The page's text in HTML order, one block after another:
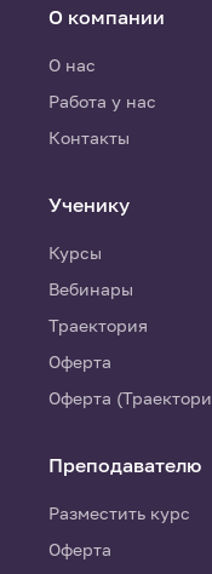
О компании
О нас
Работа у нас
Контакты
Ученику
Курсы
Вебинары
Траектория
Оферта
Оферта
Преподавателю
Разместить курс
Оферта